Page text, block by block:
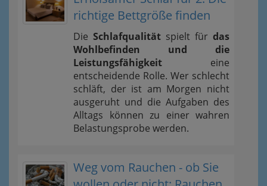
richtige Bettgröße finden
Die Schlafqualität spielt für das
Wohlbefinden und die
Leistungsfähigkeit eine
entscheidende Rolle. Wer schlecht
schläft, der ist am Morgen nicht
ausgeruht und die Aufgaben des
Alltags können zu einer wahren
Belastungsprobe werden.
Weg vom Rauchen - ob Sie